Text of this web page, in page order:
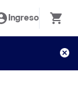
Ingreso